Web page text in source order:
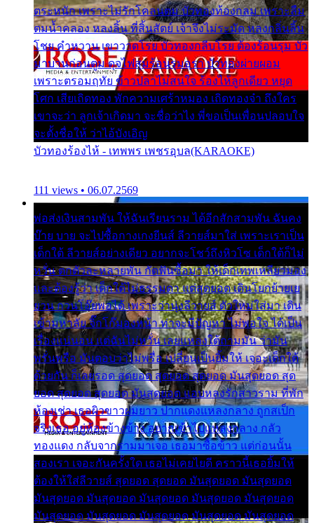
ตระหนัก เพราะไม่รักโคลนตม บัวทองท้องกลม เพราะลืม
ตมน้ำคลอง หลงลิ้น ที่สิ้นสัตย์ เจ้าจึงไม่ระมัด หลงกลิ่นลิ้น
โชย คำหวาน เขาวาดโรย บัวทองกลีบโรย ต้องร้อนรุม บัว
มาบานก่อนตูม ดุจไฟสุมร้อนรุมอุรา บัวทองผ่ายผอม
เพราะตรอมฤทัย ข้าวปลาไม่สนใจ ร้องไห้ลูกเดียว หยุด
โศก เสียเถิดทอง พักความเศร้าหมอง เถิดทองจ๋า ถึงใคร
เขาจะว่า ลูกเจ้าเกิดมา จะชื่อว่าไง พี่ขอเป็นเพื่อนปลอบใจ
จะตั้งชื่อให้ ว่าไอ้บังเอิญ
บัวทองร้องไห้ - เทพพร เพชรอุบล(KARAOKE)
111 views • 06.07.2569
พ่อส่งเงินสามพัน ให้ฉันเรียนราม ได้อีกสักสามพัน ฉันคง
บ๊าย บาย จะไปซื้อกางเกงยีนส์ ลีวายส์มาใส่ เพราะเราเป็น
เด็กใต้ ลีวายส์อย่างเดียว อยากจะโชว์ถึงหิวโซ เด็กใต้ก็ไม่
หวั่น ตกตัวละหลายพัน กัดฟันซื้อมา ให้เด็กเทพเหลียวมอง
และต้องรู้ว่า เด็กใต้ไม่ธรรมดา แต่สุดยอด เดินโยกย้ายเย
ยวน กวนโอ๊ยพอได้ เพราะว่านุ่งลีวายส์ ตัวใหม่ใส่มา เดิน
เข้ามหาลัย จิ๊กโก๊มองหน้า ท่าจะมีปัญหา ไม่พอใจ ได้เป็น
เรื่องแน่นอน แต่ฉันไม่หวั่น เลยแหลงใต้ถามมัน ว่ามัน
พรั่นพรือ มันตอบว่าไม่พรื่อ เปลี่ยนเป็นยิ้มให้ เจอะเด็กใต้
ด้วยกัน ก็เลยรอด สุดยอด สุดยอด สุดยอด มันสุดยอด สุด
ยอด สุดยอด สุดยอด มันสุดยอด แอบหลงรักสาวราม ที่พัก
ห้องเช่า เธอผิวขาวผมยาว ปากแดงแหลงกลาง ถูกสเป็ก
จริงเธอ อยู่ห้องข้างข้าง อยากเข้าไปแหลงกลาง กลัว
ทองแดง กลับจากรามมาเจอ เธอมาซื้อข้าว แต่ก่อนนั้น
สองเรา เจอะกันครั้งใด เธอไม่เคยไยดี คราวนี้เธอยิ้มให้
ต้องให้ใส่ลีวายส์ สุดยอด สุดยอด มันสุดยอด มันสุดยอด
มันสุดยอด มันสุดยอด มันสุดยอด มันสุดยอด มันสุดยอด
มันสุดยอด มันสุดยอด มันสุดยอด มันสุดยอด มันสุดยอด